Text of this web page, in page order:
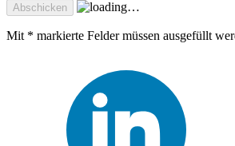
Mit * markierte Felder müssen ausgefüllt